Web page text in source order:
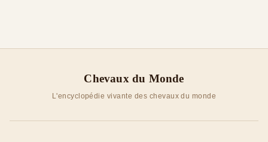
Chevaux du Monde
L'encyclopédie vivante des chevaux du monde